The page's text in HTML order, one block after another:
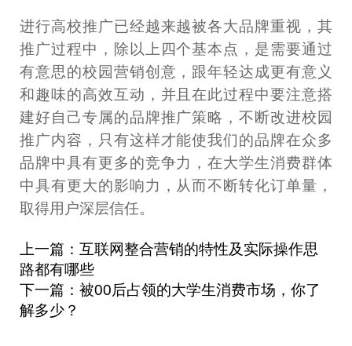
进行高校推广已经越来越被各大品牌重视，其
推广过程中，除以上四个基本点，是需要通过
有意思的校园营销创意，跟年轻达成更有意义
和趣味的高效互动，并且在此过程中要注意搭
建好自己专属的品牌推广策略，不断改进校园
推广内容，只有这样才能使我们的品牌在众多
品牌中具有更多的竞争力，在大学生消费群体
中具有更大的影响力，从而不断转化订单量，
取得用户深层信任。
上一篇：互联网整合营销的特性及实际操作思
路都有哪些
下一篇：被00后占领的大学生消费市场，你了
解多少？